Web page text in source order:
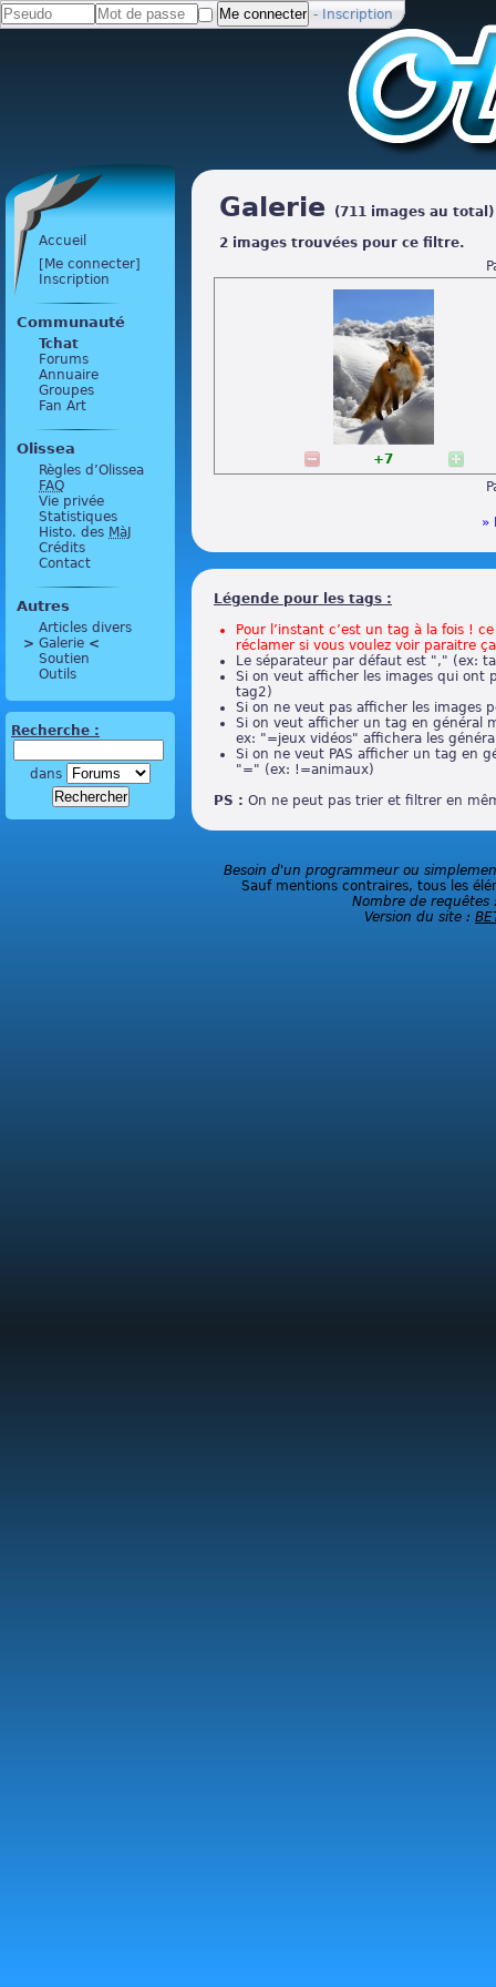
- Inscription
Accueil
[Me connecter]
Inscription
Communauté
Tchat
Forums
Annuaire
Groupes
Fan Art
Olissea
Règles d’Olissea
FAQ
Vie privée
Statistiques
Histo. des MàJ
Crédits
Contact
Autres
Articles divers
> Galerie <
Soutien
Outils
Recherche :
dans
Galerie
(711 images au total)
2 images trouvées pour ce filtre.
+7
»
Légende pour les tags :
Pour l’instant c’est un tag à la fois !
réclamer si vous voulez voir paraitre
Le séparateur par défaut est "," (ex:
Si on veut afficher les images qui
tag2)
Si on ne veut pas afficher les images
Si on veut afficher un tag en général
ex: "=jeux vidéos" affichera les
Si on ne veut PAS afficher un tag en
"=" (ex: !=animaux)
PS : On ne peut pas trier et filtrer en
Besoin d'un programmeur ou
Sauf mentions contraires, tous les
Nombre de requêtes
Version du site :